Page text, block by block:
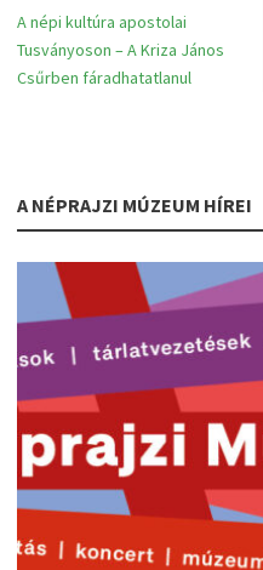
A népi kultúra apostolai
Tusványoson – A Kriza János
Csűrben fáradhatatlanul
A NÉPRAJZI MÚZEUM HÍREI